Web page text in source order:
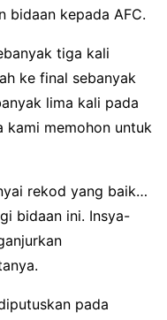
bidaan kepada AFC.
tiga kali
ke final sebanyak
lima kali pada
kami memohon untuk
rekod yang baik…
bidaan ini. Insya-
pada